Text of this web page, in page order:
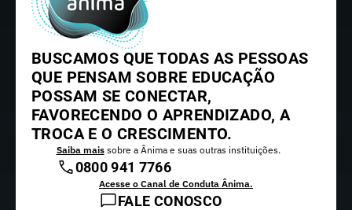
BUSCAMOS QUE TODAS AS PESSOAS
QUE PENSAM SOBRE EDUCAÇÃO
POSSAM SE CONECTAR,
FAVORECENDO O APRENDIZADO, A
TROCA E O CRESCIMENTO.
Saiba maissobre a Ânima e suas outras instituições.
0800 941 7766
Acesse o Canal de Conduta Ânima.
FALE CONOSCO